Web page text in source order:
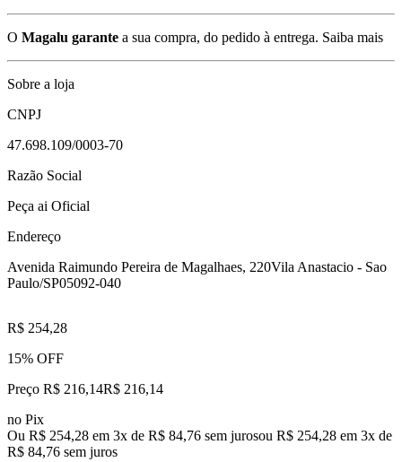
O Magalu garante a sua compra, do pedido à entrega. Saiba mais
Sobre a loja
CNPJ
47.698.109/0003-70
Razão Social
Peça ai Oficial
Endereço
Avenida Raimundo Pereira de Magalhaes, 220Vila Anastacio - Sao
Paulo/SP05092-040
R$ 254,28
15% OFF
Preço R$ 216,14R$ 216,14
no Pix
Ou R$ 254,28 em 3x de R$ 84,76 sem jurosou R$ 254,28 em 3x de
R$ 84,76 sem juros